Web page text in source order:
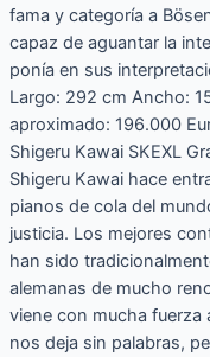
fama y categoría a
capaz de aguantar la
ponía en sus
Largo: 292 cm Ancho:
aproximado: 196.000
Shigeru Kawai SKEXL
Shigeru Kawai hace
pianos de cola del
justicia. Los mejores
han sido
alemanas de mucho
viene con mucha fuerza
nos deja sin palabras,